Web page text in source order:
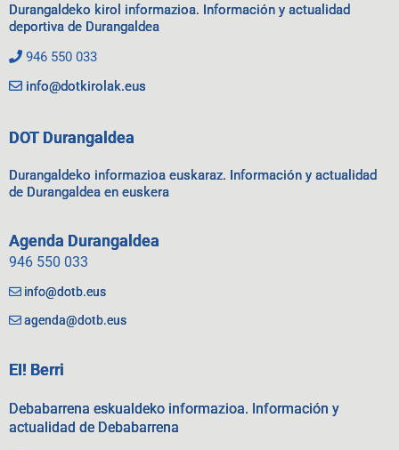
Durangaldeko kirol informazioa. Información y actualidad
deportiva de Durangaldea
946 550 033
info@dotkirolak.eus
DOT Durangaldea
Durangaldeko informazioa euskaraz. Información y actualidad
de Durangaldea en euskera
Agenda Durangaldea
946 550 033
info@dotb.eus
agenda@dotb.eus
EI! Berri
Debabarrena eskualdeko informazioa. Información y
actualidad de Debabarrena